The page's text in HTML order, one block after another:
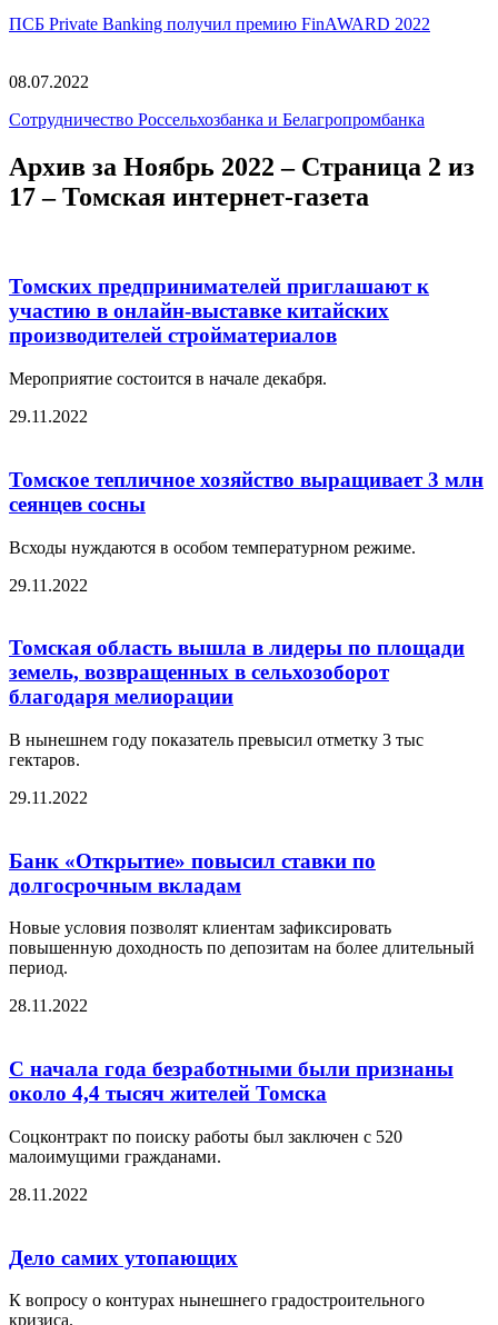
ПСБ Private Banking получил премию FinAWARD 2022
08.07.2022
Сотрудничество Россельхозбанка и Белагропромбанка
Архив за Ноябрь 2022 – Страница 2 из
17 – Томская интернет-газета
Томских предпринимателей приглашают к
участию в онлайн-выставке китайских
производителей стройматериалов
Мероприятие состоится в начале декабря.
29.11.2022
Томское тепличное хозяйство выращивает 3 млн
сеянцев сосны
Всходы нуждаются в особом температурном режиме.
29.11.2022
Томская область вышла в лидеры по площади
земель, возвращенных в сельхозоборот
благодаря мелиорации
В нынешнем году показатель превысил отметку 3 тыс
гектаров.
29.11.2022
Банк «Открытие» повысил ставки по
долгосрочным вкладам
Новые условия позволят клиентам зафиксировать
повышенную доходность по депозитам на более длительный
период.
28.11.2022
С начала года безработными были признаны
около 4,4 тысяч жителей Томска
Соцконтракт по поиску работы был заключен с 520
малоимущими гражданами.
28.11.2022
Дело самих утопающих
К вопросу о контурах нынешнего градостроительного
кризиса.